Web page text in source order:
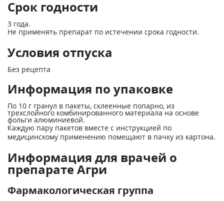
Срок годности
3 года.
Не применять препарат по истечении срока годности.
Условия отпуска
Без рецепта
Информация по упаковке
По 10 г гранул в пакеты, склеенные попарно, из
трехслойного комбинированного материала на основе
фольги алюминиевой.
Каждую пару пакетов вместе с инструкцией по
медицинскому применению помещают в пачку из картона.
Информация для врачей о
препарате Агри
Фармакологическая группа